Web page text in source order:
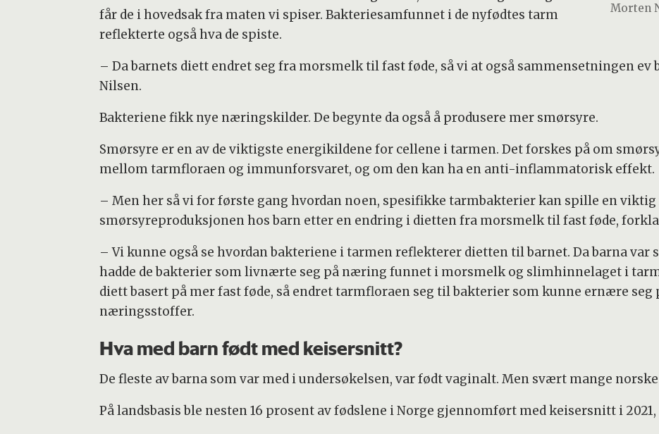
Morten
får de i hovedsak fra maten vi spiser. Bakteriesamfunnet i de nyfødtes tarm
reflekterte også hva de spiste.
– Da barnets diett endret seg fra morsmelk til fast føde, så vi at også sammensetningen ev
Nilsen.
Bakteriene fikk nye næringskilder. De begynte da også å produsere mer smørsyre.
Smørsyre er en av de viktigste energikildene for cellene i tarmen. Det forskes på om
mellom tarmfloraen og immunforsvaret, og om den kan ha en anti-inflammatorisk effekt.
– Men her så vi for første gang hvordan noen, spesifikke tarmbakterier kan spille en
smørsyreproduksjonen hos barn etter en endring i dietten fra morsmelk til fast føde,
– Vi kunne også se hvordan bakteriene i tarmen reflekterer dietten til barnet. Da barna var
hadde de bakterier som livnærte seg på næring funnet i morsmelk og slimhinnelaget i
diett basert på mer fast føde, så endret tarmfloraen seg til bakterier som kunne ernære
næringsstoffer.
Hva med barn født med keisersnitt?
De fleste av barna som var med i undersøkelsen, var født vaginalt. Men svært mange
På landsbasis ble nesten 16 prosent av fødslene i Norge gjennomført med keisersnitt i